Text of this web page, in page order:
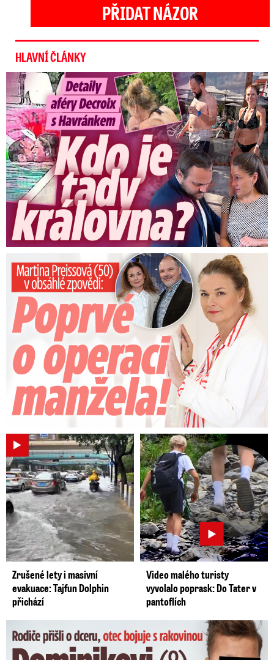
PŘIDAT NÁZOR
HLAVNÍ ČLÁNKY
Detaily aféry Decroix s Havránkem: Kdo je tady královna?
Preissová (50) v obsáhlé zpovědi: Poprvé o operaci manžela
Zrušené lety i masivní
evakuace: Tajfun Dolphin
přichází
Video malého turisty
vyvolalo poprask: Do Tater v
pantoflích
Dominikovi (8) zbývají týdny života: Vzkaz od exprezidenta